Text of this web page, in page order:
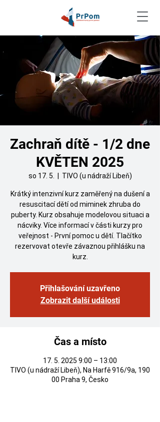
Zachraň dítě - 1/2 dne
KVĚTEN 2025
so 17. 5. TIVO (u nádraží Libeň)
Krátký intenzivní kurz zaměřený na dušení a
resuscitací dětí od miminek zhruba do
puberty. Kurz obsahuje modelovou situaci a
nácviky. Více informací v části kurzy pro
veřejnost - První pomoc u dětí. Tlačítko
rezervovat otevře závaznou přihlášku na
kurz.
Přihlašování uzavřeno
Zobrazit další události
Čas a místo
17. 5. 2025 9:00 – 13:00
TIVO (u nádraží Libeň), Na Harfě 916/9a, 190
00 Praha 9, Česko